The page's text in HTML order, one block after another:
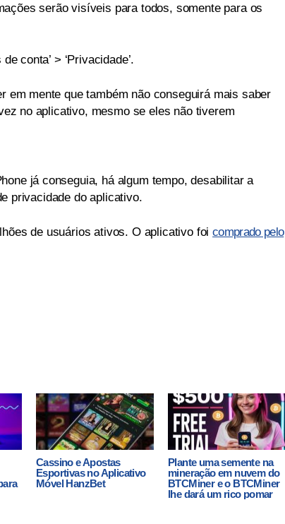
serão visíveis para todos, somente para os
conta’ > ‘Privacidade’.
em mente que também não conseguirá mais saber
no aplicativo, mesmo se eles não tiverem
já conseguia, há algum tempo, desabilitar a
privacidade do aplicativo.
de usuários ativos. O aplicativo foicomprado pelo
Cassino e Apostas
Esportivas no Aplicativo
Móvel HanzBet
Plante uma semente na
mineração em nuvem do
BTCMiner e o BTCMiner
lhe dará um rico pomar